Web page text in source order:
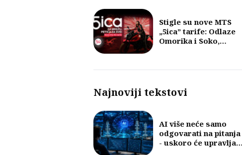
Stigle su nove MTS
„5ica” tarife: Odlaze
Omorika i Soko,
Najnoviji tekstovi
AI više neće samo
odgovarati na pitanja
- uskoro će upravljati